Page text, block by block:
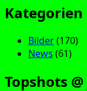
Kategorien
Bilder(170)
News (61)
Topshots